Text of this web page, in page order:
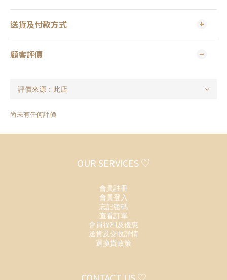
送貨及付款方式
顧客評價
尚未有任何評價
OUR SERVICES ♡
會員註冊
會員登入
忘記密碼
查看訂單
會員福利及優惠
送貨及交收詳情
退換貨政策